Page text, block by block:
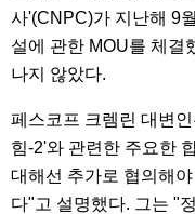
사'(CNPC)가 지난해 9
설에 관한 MOU를 체결
나지 않았다.
페스코프 크렘린 대변
힘-2'와 관련한 주요한
대해선 추가로 협의해
다"고 설명했다. 그는 "